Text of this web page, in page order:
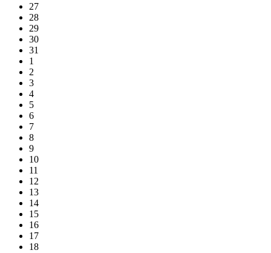
27
28
29
30
31
1
2
3
4
5
6
7
8
9
10
11
12
13
14
15
16
17
18